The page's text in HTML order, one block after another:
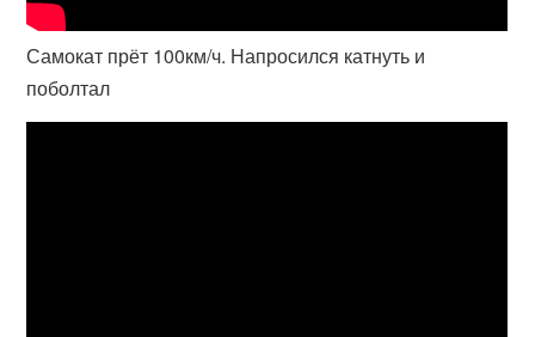
Самокат прёт 100км/ч. Напросился катнуть и
поболтал